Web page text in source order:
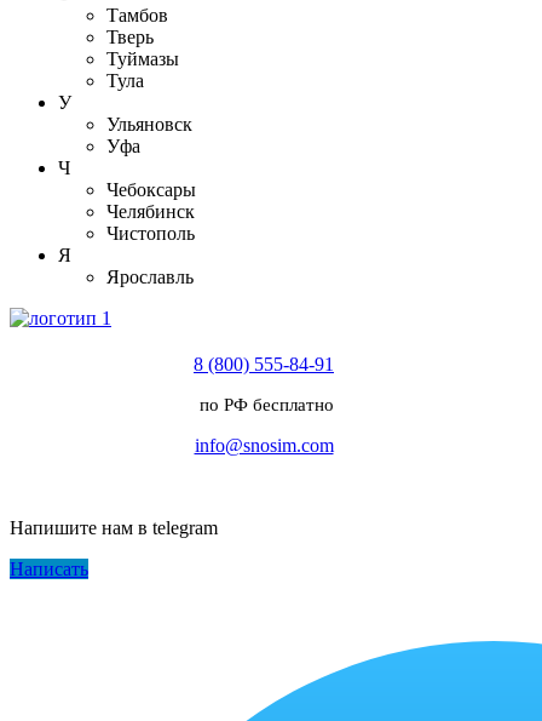
Тамбов
Тверь
Туймазы
Тула
У
Ульяновск
Уфа
Ч
Чебоксары
Челябинск
Чистополь
Я
Ярославль
8 (800) 555-84-91
по РФ бесплатно
info@snosim.com
Напишите нам в telegram
Написать